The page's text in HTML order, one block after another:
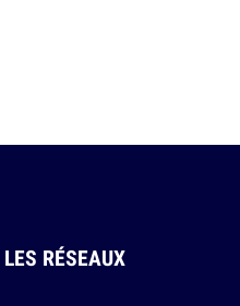
LES RÉSEAUX